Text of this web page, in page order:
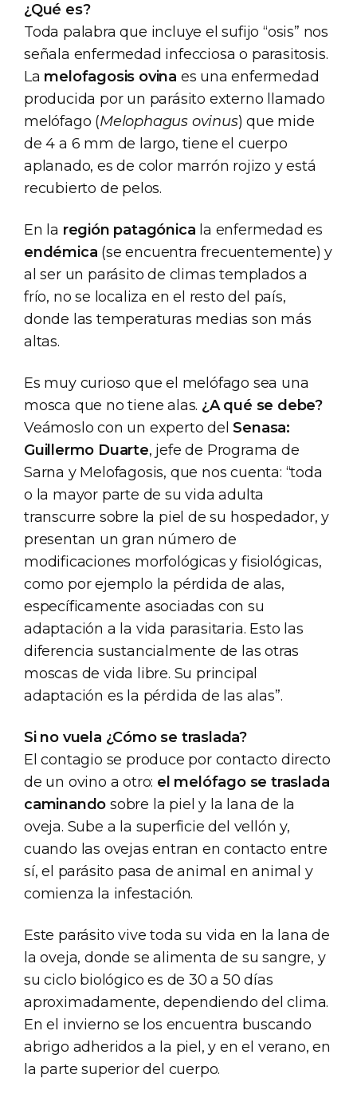
¿Qué es?
Toda palabra que incluye el sufijo “osis” nos
señala enfermedad infecciosa o parasitosis.
La melofagosis ovina es una enfermedad
producida por un parásito externo llamado
melófago (Melophagus ovinus) que mide
de 4 a 6 mm de largo, tiene el cuerpo
aplanado, es de color marrón rojizo y está
recubierto de pelos.
En la región patagónica la enfermedad es
endémica (se encuentra frecuentemente) y
al ser un parásito de climas templados a
frío, no se localiza en el resto del país,
donde las temperaturas medias son más
altas.
Es muy curioso que el melófago sea una
mosca que no tiene alas. ¿A qué se debe?
Veámoslo con un experto delSenasa:
Guillermo Duarte, jefe de Programa de
Sarna y Melofagosis, que nos cuenta: “toda
o la mayor parte de su vida adulta
transcurre sobre la piel de su hospedador, y
presentan un gran número de
modificaciones morfológicas y fisiológicas,
como por ejemplo la pérdida de alas,
específicamente asociadas con su
adaptación a la vida parasitaria. Esto las
diferencia sustancialmente de las otras
moscas de vida libre. Su principal
adaptación es la pérdida de las alas”.
Si no vuela ¿Cómo se traslada?
El contagio se produce por contacto directo
de un ovino a otro: el melófago se traslada
caminando sobre la piel y la lana de la
oveja. Sube a la superficie del vellón y,
cuando las ovejas entran en contacto entre
sí, el parásito pasa de animal en animal y
comienza la infestación.
Este parásito vive toda su vida en la lana de
la oveja, donde se alimenta de su sangre, y
su ciclo biológico es de 30 a 50 días
aproximadamente, dependiendo del clima.
En el invierno se los encuentra buscando
abrigo adheridos a la piel, y en el verano, en
la parte superior del cuerpo.